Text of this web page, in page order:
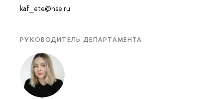
kaf_ete@hse.ru
РУКОВОДИТЕЛЬ ДЕПАРТАМЕНТА